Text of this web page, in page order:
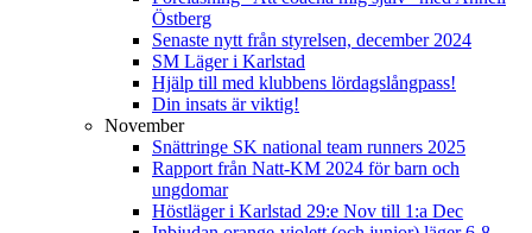
Östberg
Senaste nytt från styrelsen, december 2024
SM Läger i Karlstad
Hjälp till med klubbens lördagslångpass!
Din insats är viktig!
November
Snättringe SK national team runners 2025
Rapport från Natt-KM 2024 för barn och
ungdomar
Höstläger i Karlstad 29:e Nov till 1:a Dec